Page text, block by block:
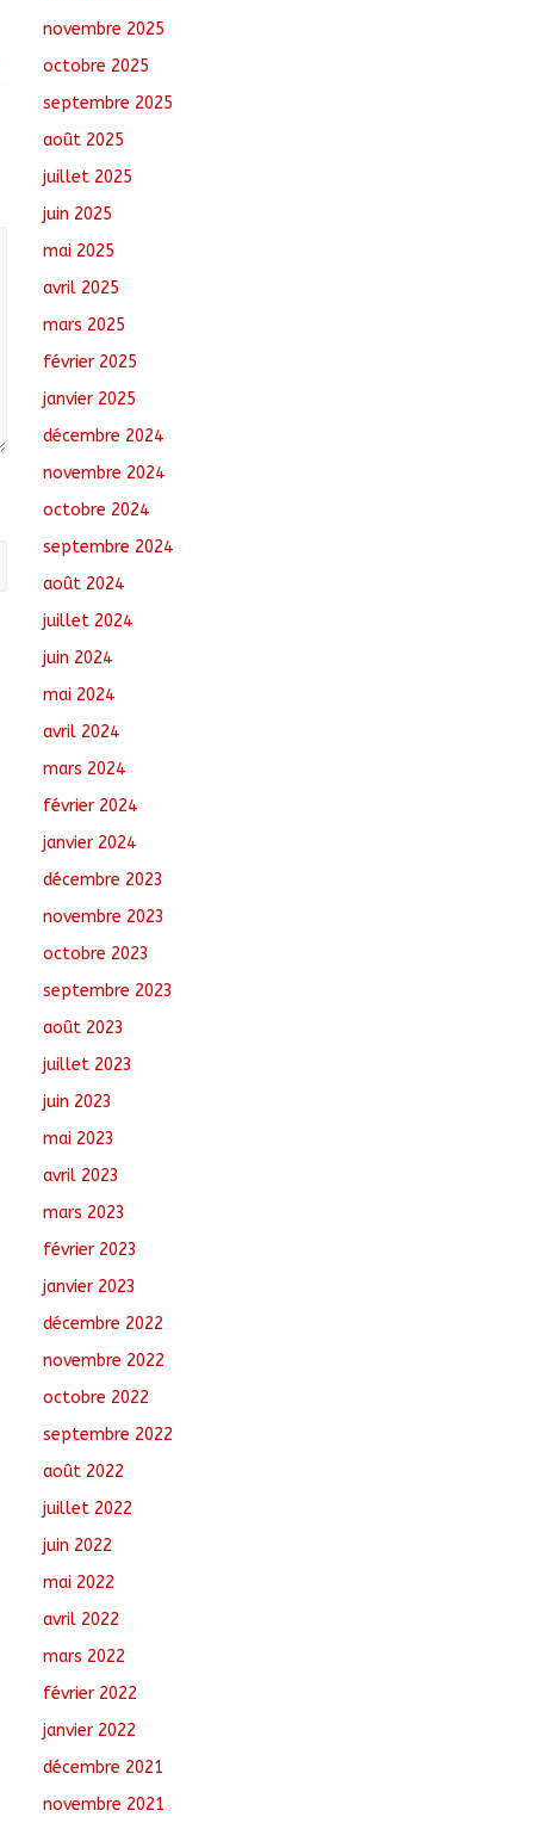
novembre 2025
octobre 2025
septembre 2025
août 2025
juillet 2025
juin 2025
mai 2025
avril 2025
mars 2025
février 2025
janvier 2025
décembre 2024
novembre 2024
octobre 2024
septembre 2024
août 2024
juillet 2024
juin 2024
mai 2024
avril 2024
mars 2024
février 2024
janvier 2024
décembre 2023
novembre 2023
octobre 2023
septembre 2023
août 2023
juillet 2023
juin 2023
mai 2023
avril 2023
mars 2023
février 2023
janvier 2023
décembre 2022
novembre 2022
octobre 2022
septembre 2022
août 2022
juillet 2022
juin 2022
mai 2022
avril 2022
mars 2022
février 2022
janvier 2022
décembre 2021
novembre 2021